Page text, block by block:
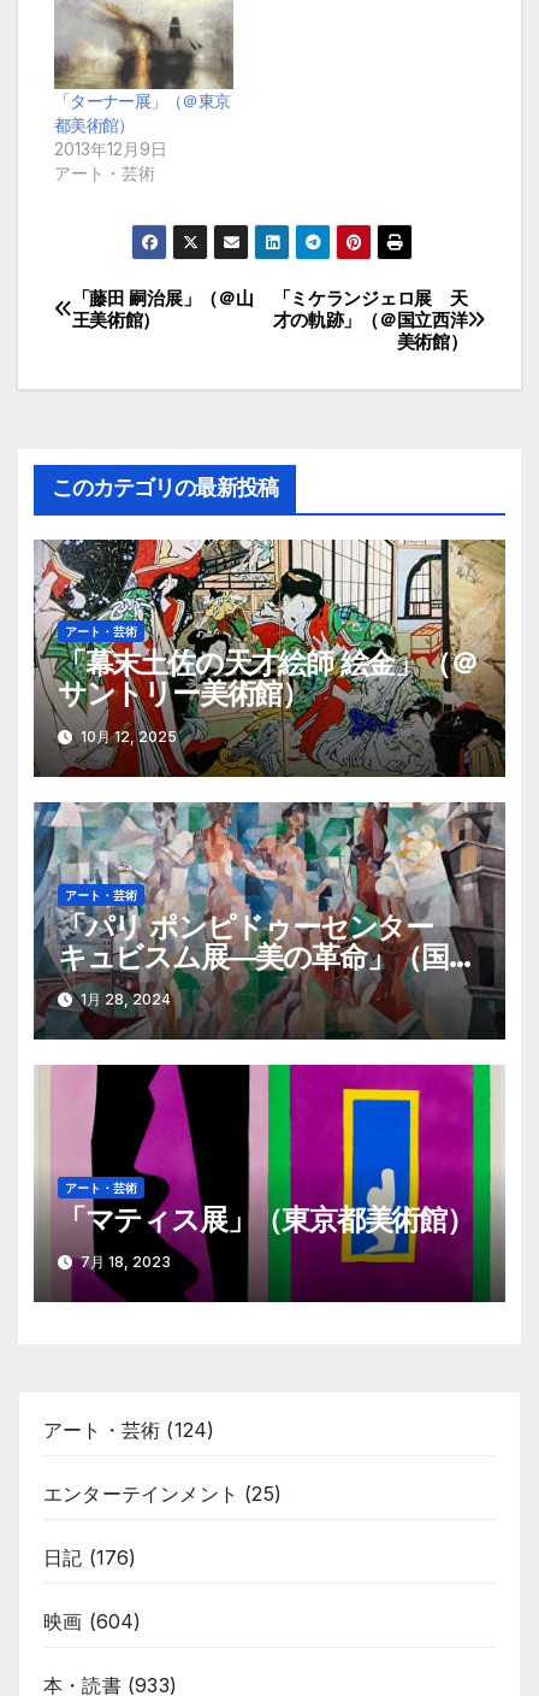
「ターナー展」（＠東京
都美術館）
2013年12月9日
アート・芸術
投
ビ
ゲ
ー
シ
ョ
ン
「ミケランジェロ展 天
才の軌跡」（＠国立西洋
美術館）
「藤田 嗣治展」（＠山
王美術館）
このカテゴリの最新投稿
アート・芸術
「幕末土佐の天才絵師 絵金」（＠
サントリー美術館）
10月 12, 2025
アート・芸術
「パリ ポンピドゥーセンター
キュビスム展―美の革命」（国立
西洋美術館）
1月 28, 2024
アート・芸術
「マティス展」（東京都美術館）
7月 18, 2023
アート・芸術 (124)
エンターテインメント (25)
日記 (176)
映画 (604)
本・読書(933)